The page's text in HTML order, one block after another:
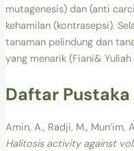
mutagenesis) dan (anti
kehamilan (kontrasepsi).
tanaman pelindung dan
yang menarik (Fiani& Yuliah
Daftar Pustaka
Amin, A., Radji, M., Mun’im,
Halitosis activity against